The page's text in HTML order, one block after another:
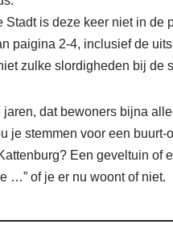
Stadt is deze keer niet in de
paigina 2-4, inclusief de
zulke slordigheden bij de
dat bewoners bijna
je stemmen voor een
Een geveltuin of
…” of je er nu woont of niet.